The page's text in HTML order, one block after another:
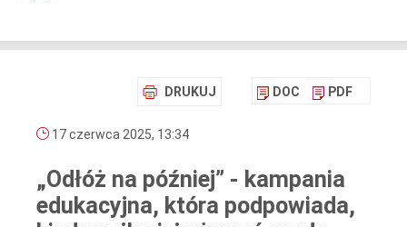
DRUKUJ DOC PDF
17 czerwca 2025, 13:34
„Odłóż na później” - kampania
edukacyjna, która podpowiada,